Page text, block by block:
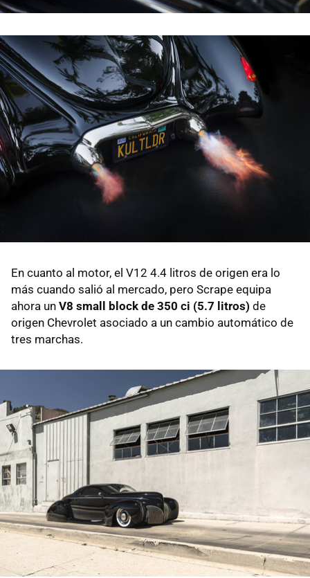
En cuanto al motor, el V12 4.4 litros de origen era lo
más cuando salió al mercado, pero Scrape equipa
ahora un V8 small block de 350 ci (5.7 litros) de
origen Chevrolet asociado a un cambio automático de
tres marchas.